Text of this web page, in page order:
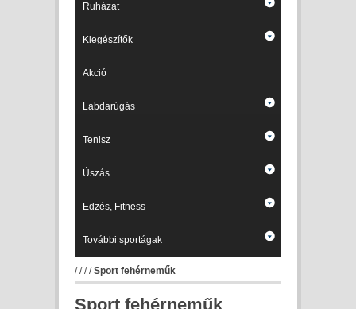
Ruházat
Kiegészítők
Akció
Labdarúgás
Tenisz
Úszás
Edzés, Fitness
További sportágak
////Sport fehérneműk
Sport fehérneműk